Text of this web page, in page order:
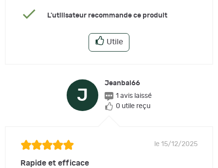
L'utilisateur recommande ce produit
Utile
J
Jeanbal66
1 avis laissé
0 utile reçu
le 15/12/2025
Rapide et efficace